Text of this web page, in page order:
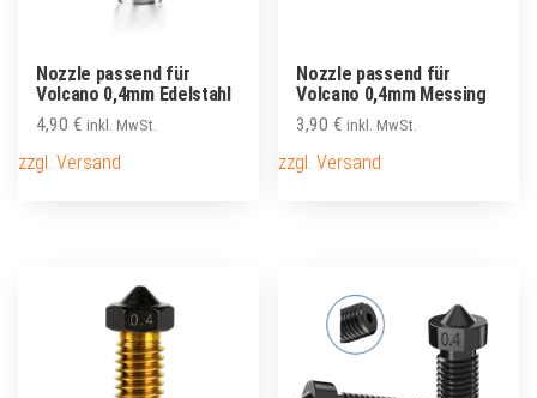
Nozzle passend für
Volcano 0,4mm Edelstahl
4,90 € inkl. MwSt.
zzgl. Versand
Nozzle passend für
Volcano 0,4mm Messing
3,90€ inkl. MwSt.
zzgl. Versand